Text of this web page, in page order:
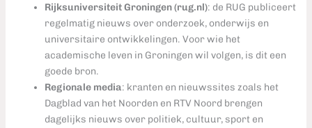
Rijksuniversiteit Groningen (rug.nl): de RUG publiceert
regelmatig nieuws over onderzoek, onderwijs en
universitaire ontwikkelingen. Voor wie het
academische leven in Groningen wil volgen, is dit een
goede bron.
Regionale media: kranten en nieuwssites zoals het
Dagblad van het Noorden en RTV Noord brengen
dagelijks nieuws over politiek, cultuur, sport en